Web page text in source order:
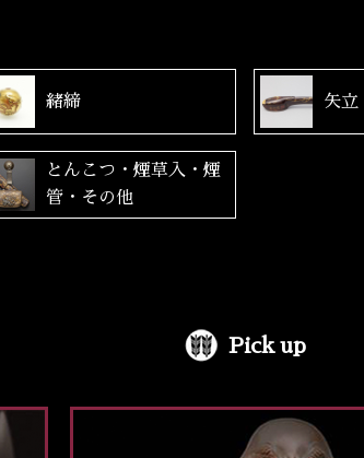
緒締 矢立
とんこつ・煙草入・煙
管・その他
Pick up